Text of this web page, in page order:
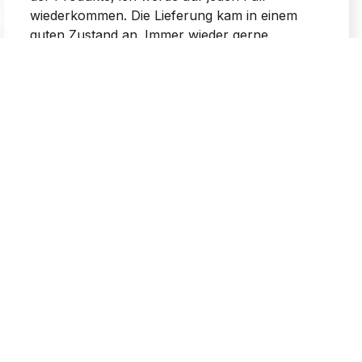
wiederkommen. Die Lieferung kam in einem
guten Zustand an. Immer wieder gerne.